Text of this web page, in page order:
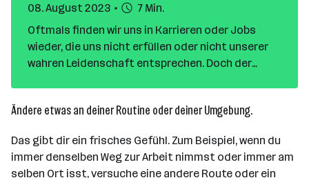
08. August 2023
7 Min.
Oftmals finden wir uns in Karrieren oder Jobs
wieder, die uns nicht erfüllen oder nicht unserer
wahren Leidenschaft entsprechen. Doch der
Blogartikel werden wir über die Bedeutung des
Berufsleben zu gehen, und wie dies zu beruflichem
Erfolg und persönlicher Erfüllung führen kann.
Ändere etwas an deiner Routine oder deiner Umgebung.
Das gibt dir ein frisches Gefühl. Zum Beispiel, wenn du
immer denselben Weg zur Arbeit nimmst oder immer am
selben Ort isst, versuche eine andere Route oder ein